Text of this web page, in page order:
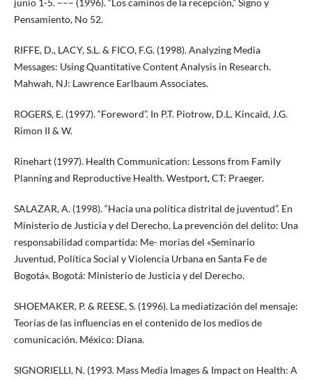
junio 1-5. ––– (1996). “Los caminos de la recepción,” Signo y
Pensamiento, No 52.
RIFFE, D., LACY, S.L. & FICO, F.G. (1998). Analyzing Media
Messages: Using Quantitative Content Analysis in Research.
Mahwah, NJ: Lawrence Earlbaum Associates.
ROGERS, E. (1997). “Foreword”. In P.T. Piotrow, D.L. Kincaid, J.G.
Rimon II & W.
Rinehart (1997). Health Communication: Lessons from Family
Planning and Reproductive Health. Westport, CT: Praeger.
SALAZAR, A. (1998). “Hacia una política distrital de juventud”. En
Ministerio de Justicia y del Derecho, La prevención del delito: Una
responsabilidad compartida: Me- morias del «Seminario
Juventud, Política Social y Violencia Urbana en Santa Fe de
Bogotá». Bogotá: Ministerio de Justicia y del Derecho.
SHOEMAKER, P. & REESE, S. (1996). La mediatización del mensaje:
Teorías de las influencias en el contenido de los medios de
comunicación. México: Diana.
SIGNORIELLI, N. (1993. Mass Media Images & Impact on Health: A